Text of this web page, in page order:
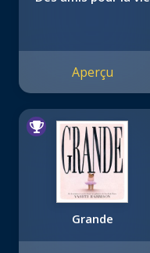
Aperçu
Grande